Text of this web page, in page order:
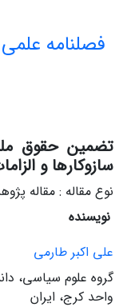
فصلنامه
تضمین حقوق
سازوکارها و
نوع مقاله : مقاله
نویسنده
علی اکبر طارمی
گروه علوم سیاسی،
واحد کرج، ایران